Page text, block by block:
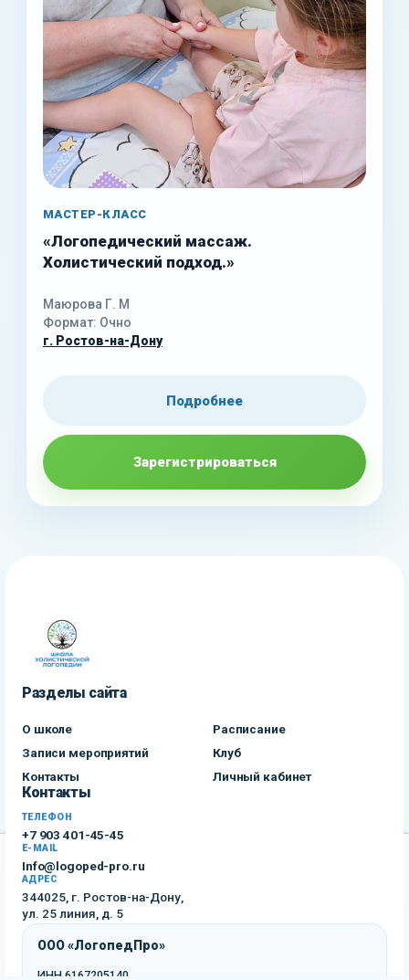
МАСТЕР-КЛАСС
«Логопедический массаж.
Холистический подход.»
Маюрова Г. М
Формат: Очно
г. Ростов-на-Дону
Подробнее
Зарегистрироваться
Разделы сайта
О школе
Расписание
Записи мероприятий
Клуб
Контакты
Личный кабинет
Контакты
ТЕЛЕФОН
+7 903 401-45-45
E-MAIL
Info@logoped-pro.ru
АДРЕС
344025, г. Ростов-на-Дону,
ул. 25 линия, д. 5
ООО «ЛогопедПро»
ИНН 6167205140
Мы используем cookies, чтобы сайт работал корректно и
становился лучше. Продолжая пользоваться сайтом, вы
соглашаетесь с использованием cookies в соответствии с
нашейПолитикой конфиденциальности
Отклонить Принять
Your browser is not supported. Please
use the latest version of Chrome,
Firefox or Safari.